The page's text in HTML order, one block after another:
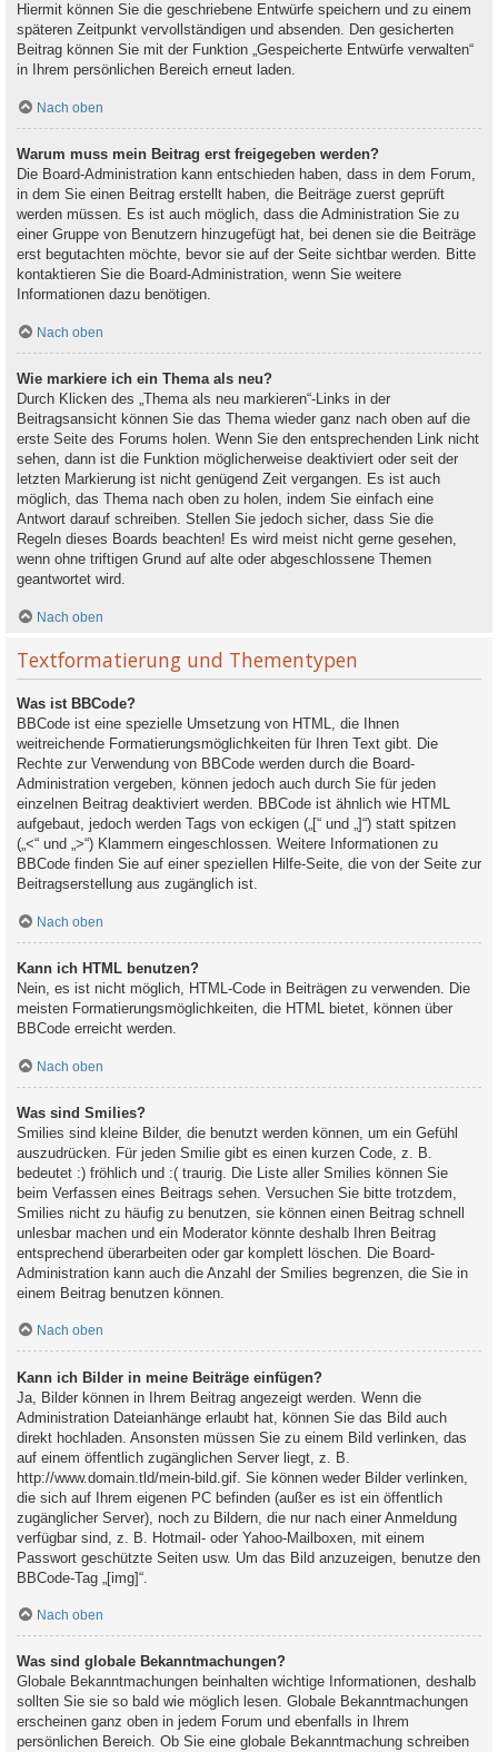
Hiermit können Sie die geschriebene Entwürfe speichern und zu einem
späteren Zeitpunkt vervollständigen und absenden. Den gesicherten
Beitrag können Sie mit der Funktion „Gespeicherte Entwürfe verwalten“
in Ihrem persönlichen Bereich erneut laden.
Nach oben
Warum muss mein Beitrag erst freigegeben werden?
Die Board-Administration kann entschieden haben, dass in dem Forum,
in dem Sie einen Beitrag erstellt haben, die Beiträge zuerst geprüft
werden müssen. Es ist auch möglich, dass die Administration Sie zu
einer Gruppe von Benutzern hinzugefügt hat, bei denen sie die Beiträge
erst begutachten möchte, bevor sie auf der Seite sichtbar werden. Bitte
kontaktieren Sie die Board-Administration, wenn Sie weitere
Informationen dazu benötigen.
Nach oben
Wie markiere ich ein Thema als neu?
Durch Klicken des „Thema als neu markieren“-Links in der
Beitragsansicht können Sie das Thema wieder ganz nach oben auf die
erste Seite des Forums holen. Wenn Sie den entsprechenden Link nicht
sehen, dann ist die Funktion möglicherweise deaktiviert oder seit der
letzten Markierung ist nicht genügend Zeit vergangen. Es ist auch
möglich, das Thema nach oben zu holen, indem Sie einfach eine
Antwort darauf schreiben. Stellen Sie jedoch sicher, dass Sie die
Regeln dieses Boards beachten! Es wird meist nicht gerne gesehen,
wenn ohne triftigen Grund auf alte oder abgeschlossene Themen
geantwortet wird.
Nach oben
Textformatierung und Thementypen
Was ist BBCode?
BBCode ist eine spezielle Umsetzung von HTML, die Ihnen
weitreichende Formatierungsmöglichkeiten für Ihren Text gibt. Die
Rechte zur Verwendung von BBCode werden durch die Board-
Administration vergeben, können jedoch auch durch Sie für jeden
einzelnen Beitrag deaktiviert werden. BBCode ist ähnlich wie HTML
aufgebaut, jedoch werden Tags von eckigen („[“ und „]“) statt spitzen
(„<“ und „>“) Klammern eingeschlossen. Weitere Informationen zu
BBCode finden Sie auf einer speziellen Hilfe-Seite, die von der Seite zur
Beitragserstellung aus zugänglich ist.
Nach oben
Kann ich HTML benutzen?
Nein, es ist nicht möglich, HTML-Code in Beiträgen zu verwenden. Die
meisten Formatierungsmöglichkeiten, die HTML bietet, können über
BBCode erreicht werden.
Nach oben
Was sind Smilies?
Smilies sind kleine Bilder, die benutzt werden können, um ein Gefühl
auszudrücken. Für jeden Smilie gibt es einen kurzen Code, z. B.
bedeutet :) fröhlich und :( traurig. Die Liste aller Smilies können Sie
beim Verfassen eines Beitrags sehen. Versuchen Sie bitte trotzdem,
Smilies nicht zu häufig zu benutzen, sie können einen Beitrag schnell
unlesbar machen und ein Moderator könnte deshalb Ihren Beitrag
entsprechend überarbeiten oder gar komplett löschen. Die Board-
Administration kann auch die Anzahl der Smilies begrenzen, die Sie in
einem Beitrag benutzen können.
Nach oben
Kann ich Bilder in meine Beiträge einfügen?
Ja, Bilder können in Ihrem Beitrag angezeigt werden. Wenn die
Administration Dateianhänge erlaubt hat, können Sie das Bild auch
direkt hochladen. Ansonsten müssen Sie zu einem Bild verlinken, das
auf einem öffentlich zugänglichen Server liegt, z. B.
http://www.domain.tld/mein-bild.gif. Sie können weder Bilder verlinken,
die sich auf Ihrem eigenen PC befinden (außer es ist ein öffentlich
zugänglicher Server), noch zu Bildern, die nur nach einer Anmeldung
verfügbar sind, z. B. Hotmail- oder Yahoo-Mailboxen, mit einem
Passwort geschützte Seiten usw. Um das Bild anzuzeigen, benutze den
BBCode-Tag „[img]“.
Nach oben
Was sind globale Bekanntmachungen?
Globale Bekanntmachungen beinhalten wichtige Informationen, deshalb
sollten Sie sie so bald wie möglich lesen. Globale Bekanntmachungen
erscheinen ganz oben in jedem Forum und ebenfalls in Ihrem
persönlichen Bereich. Ob Sie eine globale Bekanntmachung schreiben